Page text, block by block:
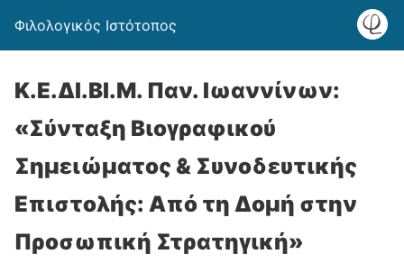
Φιλολογικός Ιστότοπος
Κ.Ε.ΔΙ.ΒΙ.Μ. Παν. Ιωαννίνων:
«Σύνταξη Βιογραφικού
Σημειώματος & Συνοδευτικής
Επιστολής: Από τη Δομή στην
Προσωπική Στρατηγική»